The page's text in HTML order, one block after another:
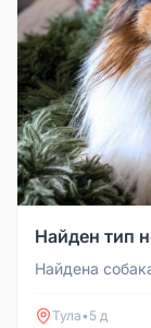
Найден тип
Найдена
Тула• 5 д